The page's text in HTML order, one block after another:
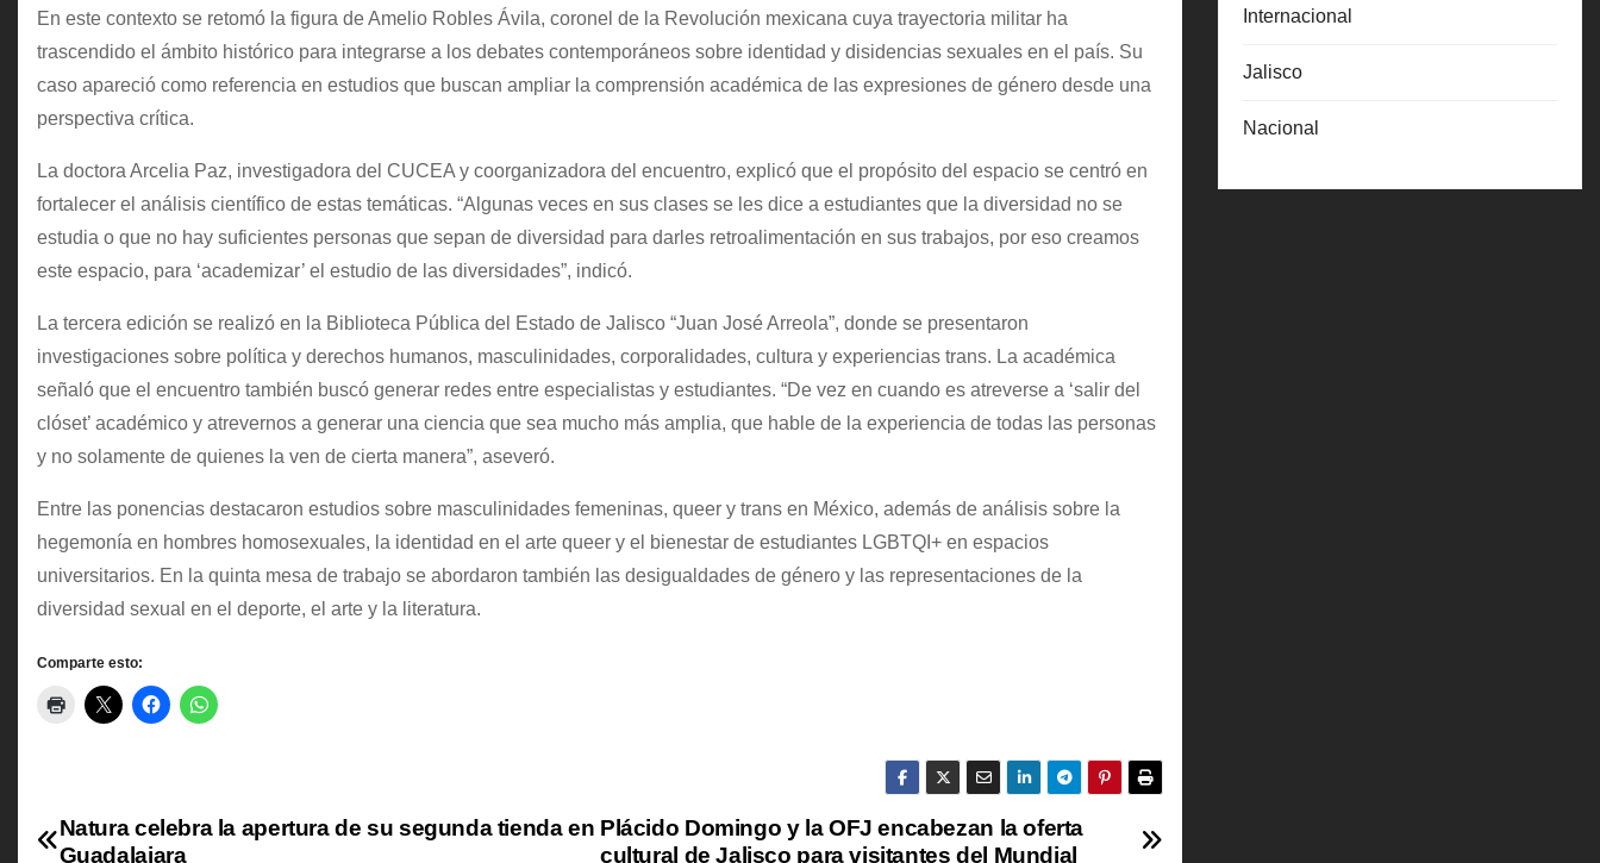
En este contexto se retomó la figura de Amelio Robles Ávila, coronel de la Revolución mexicana cuya trayectoria militar ha
trascendido el ámbito histórico para integrarse a los debates contemporáneos sobre identidad y disidencias sexuales en el país. Su
caso apareció como referencia en estudios que buscan ampliar la comprensión académica de las expresiones de género desde una
perspectiva crítica.
La doctora Arcelia Paz, investigadora del CUCEA y coorganizadora del encuentro, explicó que el propósito del espacio se centró en
fortalecer el análisis científico de estas temáticas. “Algunas veces en sus clases se les dice a estudiantes que la diversidad no se
estudia o que no hay suficientes personas que sepan de diversidad para darles retroalimentación en sus trabajos, por eso creamos
este espacio, para ‘academizar’ el estudio de las diversidades”, indicó.
La tercera edición se realizó en la Biblioteca Pública del Estado de Jalisco “Juan José Arreola”, donde se presentaron
investigaciones sobre política y derechos humanos, masculinidades, corporalidades, cultura y experiencias trans. La académica
señaló que el encuentro también buscó generar redes entre especialistas y estudiantes. “De vez en cuando es atreverse a ‘salir del
clóset’ académico y atrevernos a generar una ciencia que sea mucho más amplia, que hable de la experiencia de todas las personas
y no solamente de quienes la ven de cierta manera”, aseveró.
Entre las ponencias destacaron estudios sobre masculinidades femeninas, queer y trans en México, además de análisis sobre la
hegemonía en hombres homosexuales, la identidad en el arte queer y el bienestar de estudiantes LGBTQI+ en espacios
universitarios. En la quinta mesa de trabajo se abordaron también las desigualdades de género y las representaciones de la
diversidad sexual en el deporte, el arte y la literatura.
Comparte esto:
N
Plácido Domingo y la OFJ encabezan la oferta
cultural de Jalisco para visitantes del Mundial
Natura celebra la apertura de su segunda tienda en
Guadalajara
Internacional
Jalisco
Nacional